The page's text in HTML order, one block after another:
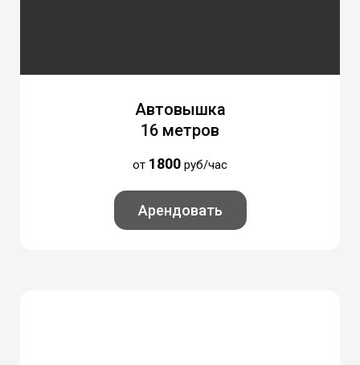
Автовышка
16 метров
от 1800 руб/час
Арендовать